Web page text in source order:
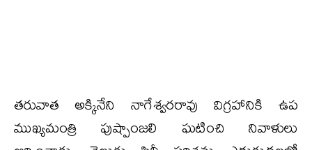
తరువాత అక్కినేని నాగేశ్వరరావు విగ్రహానికి ఉప
ముఖ్యమంత్రి పుష్పాంజలి ఘటించి నివాళులు